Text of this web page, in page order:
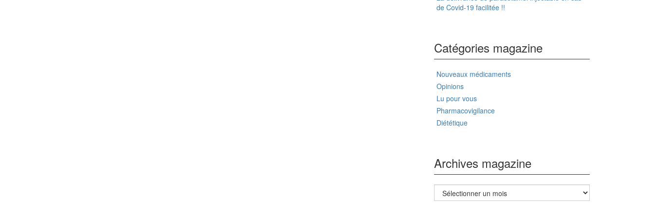
de Covid-19 facilitée !!
Catégories magazine
Nouveaux médicaments
Opinions
Lu pour vous
Pharmacovigilance
Diététique
Archives magazine
Archives
magazine